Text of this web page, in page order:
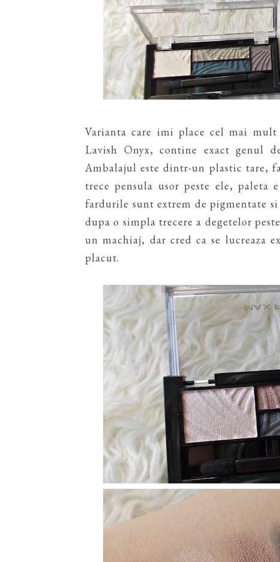
Varianta care imi place cel mai
Lavish Onyx, contine exact genul
Ambalajul este dintr-un plastic tare,
trece pensula usor peste ele,
fardurile sunt extrem de pigmentate
dupa o simpla trecere a degetelor
un machiaj, dar cred ca se lucreaza
placut.